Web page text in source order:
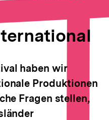
haben wir
Produktionen
Fragen stellen,